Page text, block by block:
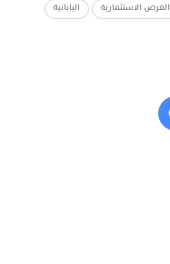
الفرص الاستثمارية اليابانية